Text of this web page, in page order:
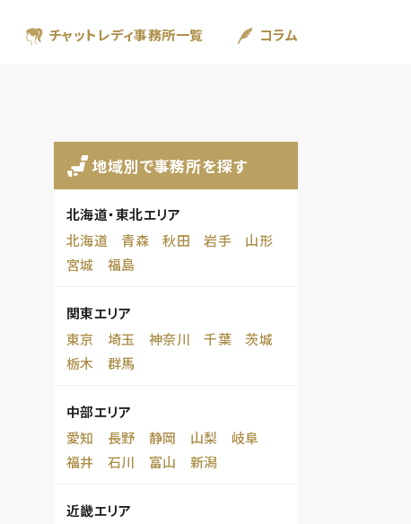
チャットレディ事務所一覧 コラム
地域別で事務所を探す
北海道・東北エリア
北海道
青森 秋田 岩手
山形
宮城
福島
関東エリア
東京
埼玉 神奈川 千葉
茨城
栃木
群馬
中部エリア
愛知
長野 静岡 山梨
岐阜
福井
石川 富山 新潟
近畿エリア